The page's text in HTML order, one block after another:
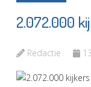
2.072.000
Redactie